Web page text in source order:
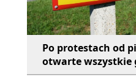
Po protestach od
otwarte wszystkie